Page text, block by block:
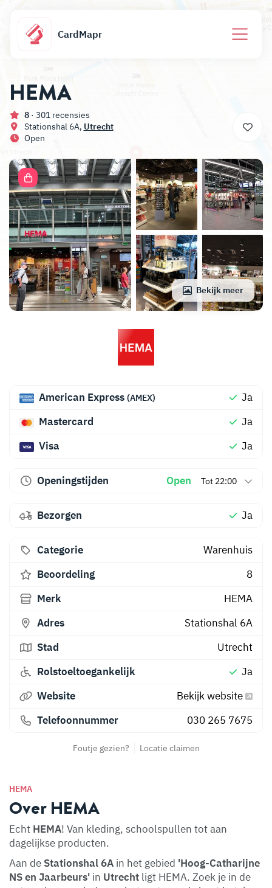
CardMapr
HEMA
8 · 301 recensies
Stationshal 6A, Utrecht
Open
Bekijk meer
HEMA
Over HEMA
Echt HEMA! Van kleding, schoolspullen tot aan
dagelijkse producten.
Aan de Stationshal 6A in het gebied 'Hoog-Catharijne
NS en Jaarbeurs' in Utrecht ligt HEMA. Zoek je in de
American Express (AMEX)
Ja
Mastercard
Ja
Visa
Ja
Openingstijden Open Tot 22:00
Bezorgen Ja
Categorie
Warenhuis
Beoordeling
8
Merk
HEMA
Adres
Stationshal 6A
Stad
Utrecht
Rolstoeltoegankelijk
Ja
Website
Bekijk website
Telefoonnummer
030 265 7675
Foutje gezien? Locatie claimen